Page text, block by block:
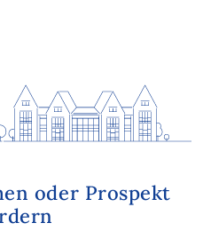
oder Prospekt